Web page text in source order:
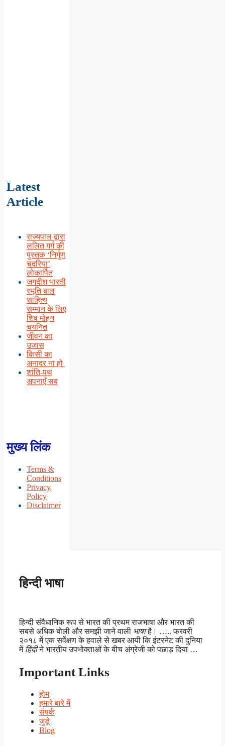
Latest
Article
राज्यपाल द्वारा
ललित गर्ग की
पुस्तक ‘निर्गुण
चदरिया’
लोकार्पित
जगदीश भारती
स्मृति बाल
साहित्य
सम्मान के लिए
शिव मोहन
चयनित
जीवन का
उजास
किसी का
अनादर ना हो
शांति-पथ
अपनाएँ सब
मुख्य लिंक
Terms &
Conditions
Privacy
Policy
Disclaimer
हिन्दी भाषा
हिन्दी संवैधानिक रूप से भारत की प्रथम राजभाषा और भारत की
सबसे अधिक बोली और समझी जाने वाली भाषाहै। ….. फरवरी
२०१८ में एक सर्वेक्षण के हवाले से खबर आयी कि इंटरनेट की दुनिया
में हिंदीने भारतीय उपभोक्ताओं के बीच अंग्रेजी को पछाड़ दिया …
Important Links
होम
हमारे बारे में
संपर्क
जुड़े
Blog